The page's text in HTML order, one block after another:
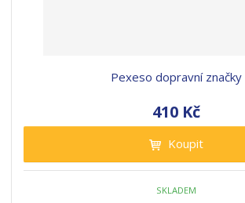
Pexeso dopravní značky
410 Kč
Koupit
SKLADEM